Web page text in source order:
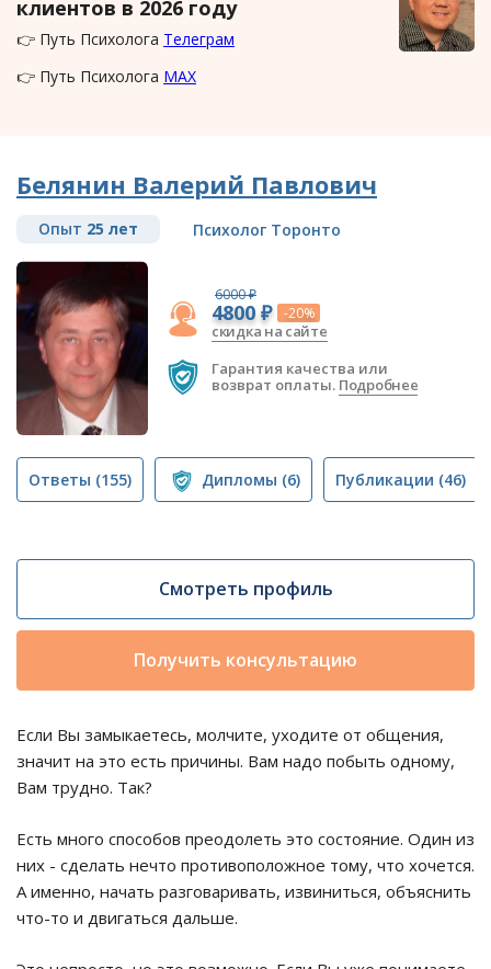
клиентов в 2026 году
👉 Путь Психолога Телеграм
👉 Путь Психолога MAX
Белянин Валерий Павлович
Опыт 25 лет Психолог Торонто
6000 ₽
4800 ₽ -20%
скидка на сайте
Гарантия качества или
возврат оплаты. Подробнее
Ответы (155) Дипломы (6) Публикации (46)
Смотреть профиль
Получить консультацию
Если Вы замыкаетесь, молчите, уходите от общения,
значит на это есть причины. Вам надо побыть одному,
Вам трудно. Так?
Есть много способов преодолеть это состояние. Один из
них - сделать нечто противоположное тому, что хочется.
А именно, начать разговаривать, извиниться, объяснить
что-то и двигаться дальше.